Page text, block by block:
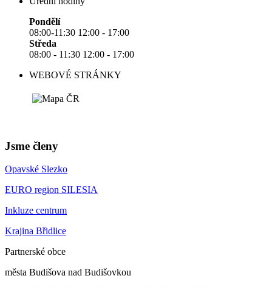
Pondělí
08:00-11:30 12:00 - 17:00
Středa
08:00 - 11:30 12:00 - 17:00
WEBOVÉ STRÁNKY
Jsme členy
Opavské Slezko
EURO region SILESIA
Inkluze centrum
Krajina Břidlice
Partnerské obce
města Budišova nad Budišovkou